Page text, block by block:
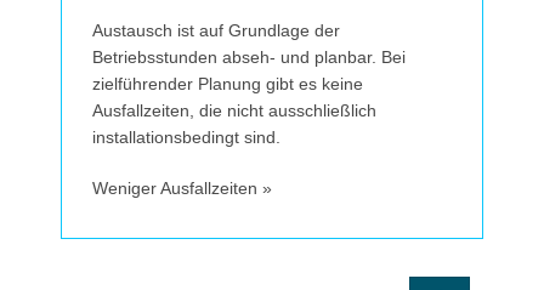
Austausch ist auf Grundlage der
Betriebsstunden abseh- und planbar. Bei
zielführender Planung gibt es keine
Ausfallzeiten, die nicht ausschließlich
installationsbedingt sind.
Weniger Ausfallzeiten »